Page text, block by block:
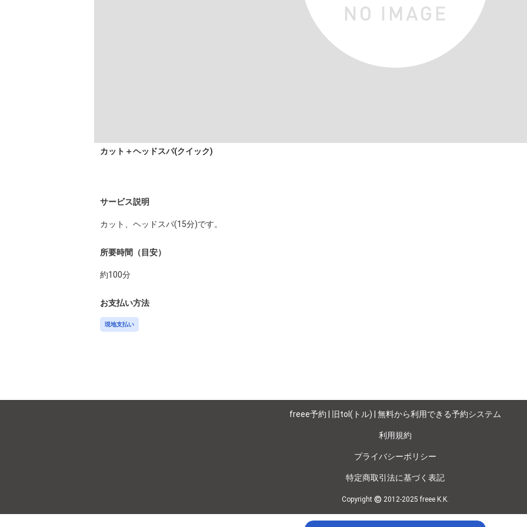
カット＋ヘッドスパ(クイック)
サービス説明
カット、ヘッドスパ(15分)です。
所要時間（目安）
約100分
お支払い方法
現地支払い
freee予約 | 旧tol(トル) | 無料から利用できる予約システム
利用規約
プライバシーポリシー
特定商取引法に基づく表記
Copyright © 2012-2025 freee K.K.